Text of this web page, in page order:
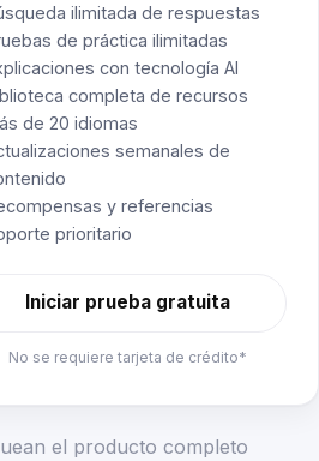
ilimitada de respuestas
de práctica ilimitadas
con tecnología AI
completa de recursos
de 20 idiomas
semanales de
y referencias
prioritario
Iniciar prueba gratuita
No se requiere tarjeta de crédito*
el producto completo